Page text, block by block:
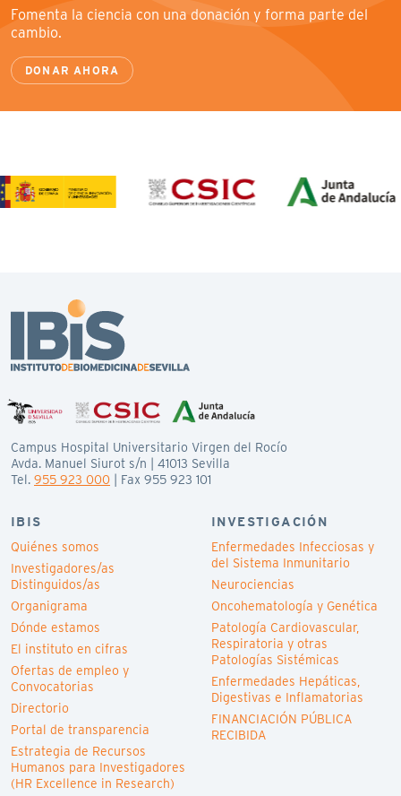
Fomenta la ciencia con una donación y forma parte del
cambio.
DONAR AHORA
Campus Hospital Universitario Virgen del Rocío
Avda. Manuel Siurot s/n | 41013 Sevilla
Tel. 955 923 000 | Fax 955 923 101
IBIS
Quiénes somos
Investigadores/as
Distinguidos/as
Organigrama
Dónde estamos
El instituto en cifras
Ofertas de empleo y
Convocatorias
Directorio
Portal de transparencia
Estrategia de Recursos
Humanos para Investigadores
(HR Excellence in Research)
INVESTIGACIÓN
Enfermedades Infecciosas y
del Sistema Inmunitario
Neurociencias
Oncohematología y Genética
Patología Cardiovascular,
Respiratoria y otras
Patologías Sistémicas
Enfermedades Hepáticas,
Digestivas e Inflamatorias
FINANCIACIÓN PÚBLICA
RECIBIDA